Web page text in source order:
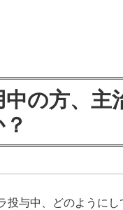
の方、主
与中、どのように